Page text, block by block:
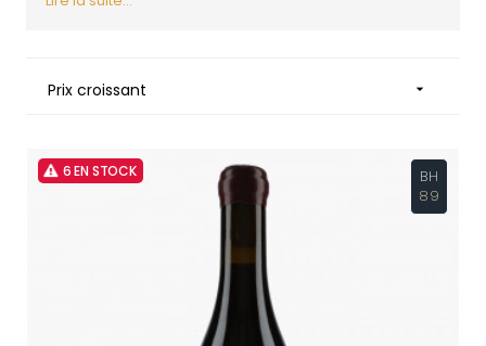
Prix croissant 
6 EN STOCK
BH
89